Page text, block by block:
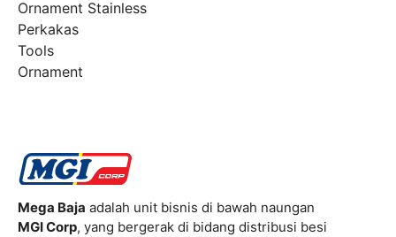
Ornament Stainless
Perkakas
Tools
Ornament
Mega Baja adalah unit bisnis di bawah naungan
MGI Corp, yang bergerak di bidang distribusi besi